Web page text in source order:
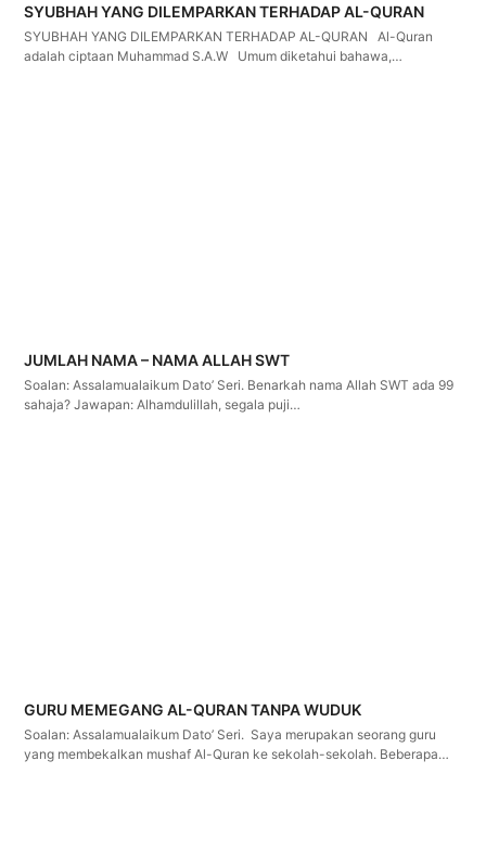
SYUBHAH YANG DILEMPARKAN TERHADAP AL-QURAN
SYUBHAH YANG DILEMPARKAN TERHADAP AL-QURAN Al-Quran
adalah ciptaan Muhammad S.A.W Umum diketahui bahawa,…
JUMLAH NAMA – NAMA ALLAH SWT
Soalan: Assalamualaikum Dato’ Seri. Benarkah nama Allah SWT ada 99
sahaja? Jawapan: Alhamdulillah, segala puji…
GURU MEMEGANG AL-QURAN TANPA WUDUK
Soalan: Assalamualaikum Dato’ Seri. Saya merupakan seorang guru
yang membekalkan mushaf Al-Quran ke sekolah-sekolah. Beberapa…